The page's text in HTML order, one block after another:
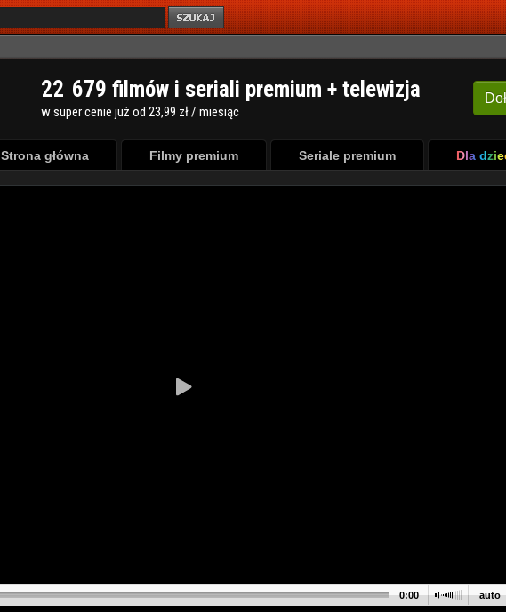
22 679 filmów i seriali premium + telewizja
w super cenie już od 23,99 zł / miesiąc
Strona główna Filmy premium Seriale premium Dla
auto
0:00